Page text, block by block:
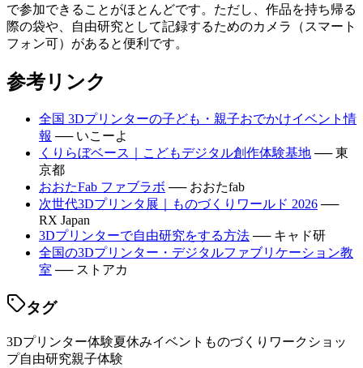
で参加できることがほとんどです。ただし、作品を持ち帰る
際の袋や、自由研究として記録するためのカメラ（スマート
フォン可）があると便利です。
参考リンク
全国 3Dプリンターの子ども・親子おでかけイベント情
報 ── いこーよ
くりらぼベース｜こどもデジタル創作体験基地 ── 東
京都
おおたFab ファブラボ ── おおたfab
次世代3Dプリンタ展｜ものづくりワールド 2026 ──
RX Japan
3Dプリンターで自由研究をする方法 ── キャド研
全国の3Dプリンター・デジタルファブリケーション教
室 ── ストアカ
タグ
3Dプリンター体験夏休みイベント ものづくりワークショッ
プ自由研究親子体験